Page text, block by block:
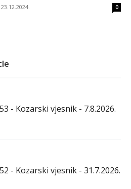
23.12.2024. 0
- Kozarski vjesnik - 7.8.2026.
- Kozarski vjesnik - 31.7.2026.